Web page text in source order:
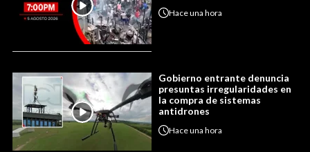
Haceuna hora
Gobierno entrante denuncia
presuntas irregularidades en
la compra de sistemas
antidrones
Haceuna hora